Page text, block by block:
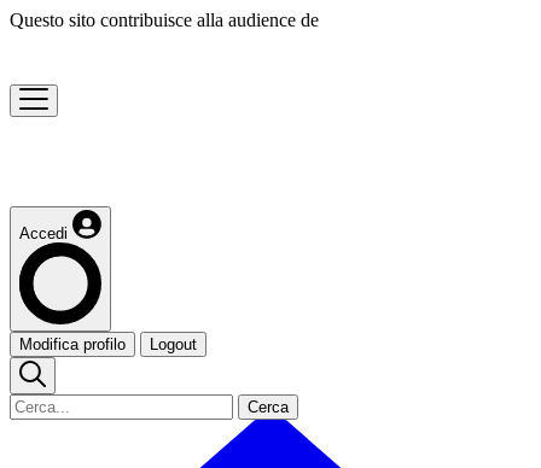
Questo sito contribuisce alla audience de
Accedi
Modifica profilo Logout
Cerca